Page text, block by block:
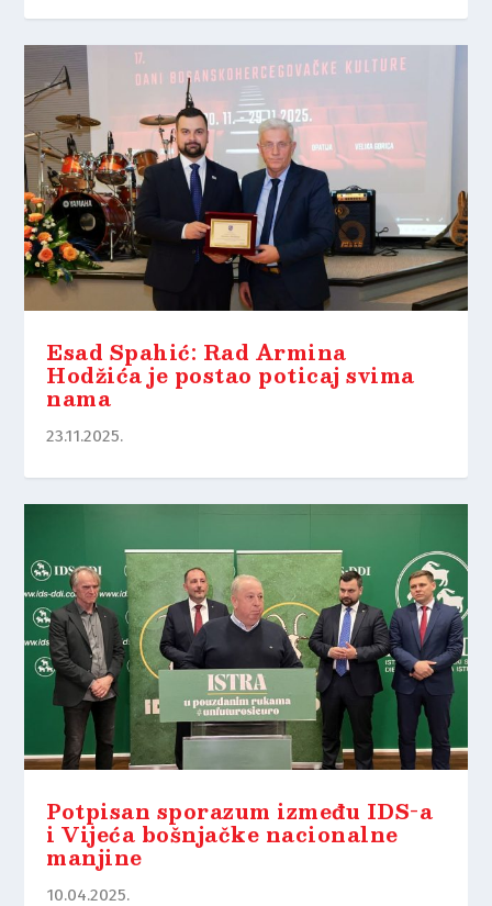
Esad Spahić: Rad Armina
Hodžića je postao poticaj svima
nama
23.11.2025.
Potpisan sporazum između IDS-a
i Vijeća bošnjačke nacionalne
manjine
10.04.2025.